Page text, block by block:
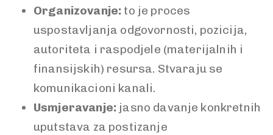
Organizovanje: to je proces
uspostavljanja odgovornosti, pozicija,
autoriteta i raspodjele (materijalnih i
finansijskih) resursa. Stvaraju se
komunikacioni kanali.
Usmjeravanje: jasno davanje konkretnih
uputstava za postizanje